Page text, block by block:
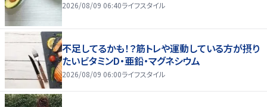
2026/08/09 06:40ライフスタイル
不足してるかも！？筋トレや運動している方が摂り
たいビタミンD・亜鉛・マグネシウム
2026/08/09 06:00ライフスタイル